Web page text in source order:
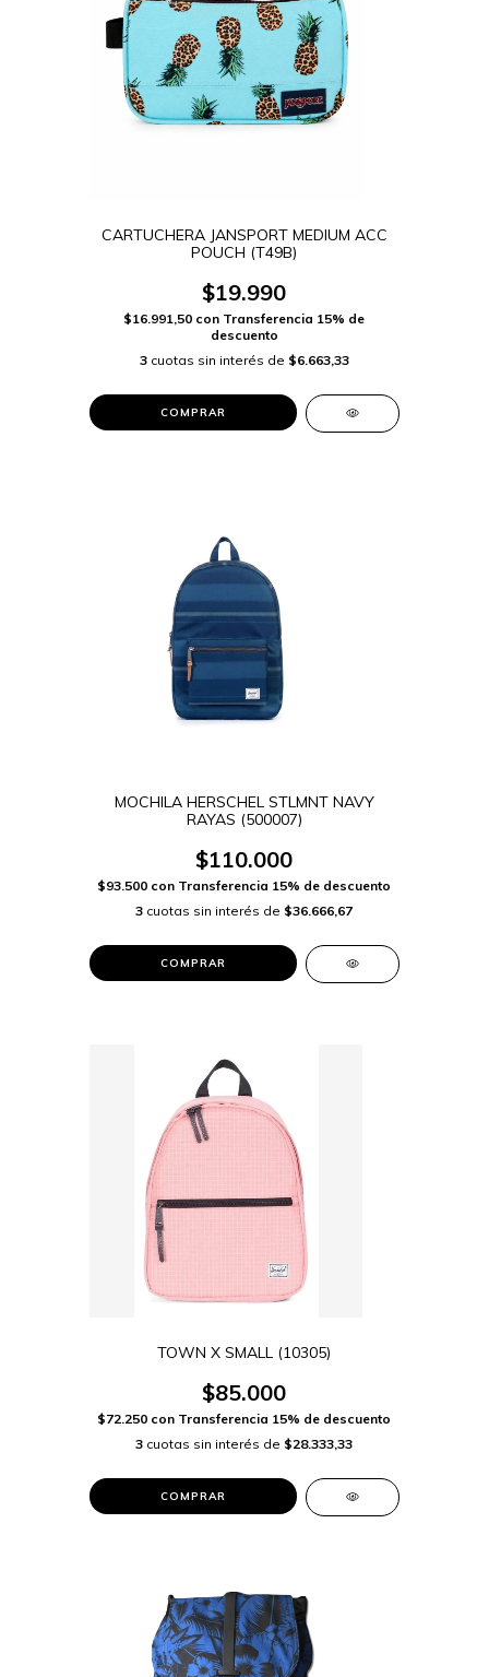
CARTUCHERA JANSPORT MEDIUM ACC
POUCH (T49B)
$19.990
$16.991,50 con Transferencia 15% de
descuento
3 cuotas sin interés de $6.663,33
COMPRAR
MOCHILA HERSCHEL STLMNT NAVY
RAYAS (500007)
$110.000
$93.500 con Transferencia 15% de descuento
3 cuotas sin interés de $36.666,67
COMPRAR
TOWN X SMALL (10305)
$85.000
$72.250 con Transferencia 15% de descuento
3 cuotas sin interés de $28.333,33
COMPRAR